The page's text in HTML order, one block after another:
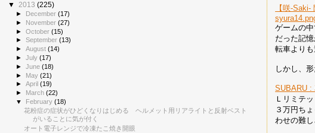
【咲-
ゲームの
だった記
転車よりも
しかし、
SUBARU :
Ｌリミテ
３万円ち
わせの難
▼ 2013 (225)
► December(17)
► November(27)
►October(15)
►September(13)
►August(14)
►July(17)
►June(18)
► May(21)
►April(19)
► March(22)
▼ February(18)
花粉症の症状がひどくなりはじめる ヘルメット用リアライトと反射ベスト
がいることに気が付く
オート電子レンジで冷凍たこ焼き開眼